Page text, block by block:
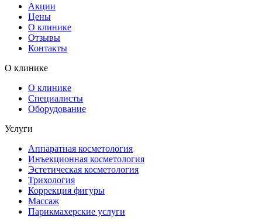
Акции
Цены
О клинике
Отзывы
Контакты
О клинике
О клинике
Специалисты
Оборудование
Услуги
Аппаратная косметология
Инъекционная косметология
Эстетическая косметология
Трихология
Коррекция фигуры
Массаж
Парикмахерские услуги